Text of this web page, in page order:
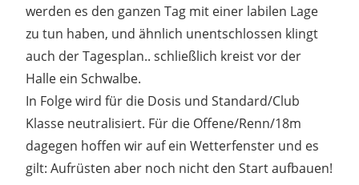
werden es den ganzen Tag mit einer labilen Lage
zu tun haben, und ähnlich unentschlossen klingt
auch der Tagesplan.. schließlich kreist vor der
Halle ein Schwalbe.
In Folge wird für die Dosis und Standard/Club
Klasse neutralisiert. Für die Offene/Renn/18m
dagegen hoffen wir auf ein Wetterfenster und es
gilt: Aufrüsten aber noch nicht den Start aufbauen!